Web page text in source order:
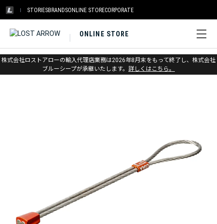
STORIESBRANDSONLINE STORECORPORATE
ONLINE STORE
株式会社ロストアローの輸入代理店業務は2026年8月末をもって終了し、株式会社
ブルーシープが承継いたします。 詳しくはこちら。
ホーム > メトリウス > プロテクション